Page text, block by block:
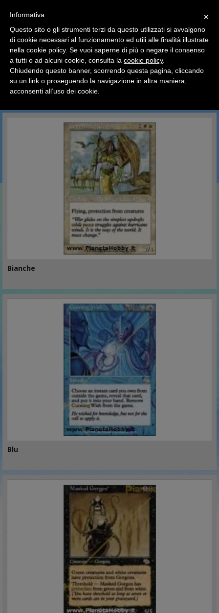
HOME Magic The Gathering Carte Singole Sentenza
Sentenza
CERCA IN QUESTA CATEGORIA
Bianche
Blu
×
Ciao a tutti, il negozio sarà chiuso dal 9/08 al 24/08
compreso.
Tutti gli ordini effettuati dopo le 15:00 del 07/08 verranno
spediti a partire dal giorno 25/08.
Buone vacanze a tutti dallo staff di Pianeta Hobby
×
Informativa
Questo sito o gli strumenti terzi da questo utilizzati si avvalgono
di cookie necessari al funzionamento ed utili alle finalità illustrate
nella cookie policy. Se vuoi saperne di più o negare il consenso
a tutti o ad alcuni cookie, consulta la cookie policy.
Chiudendo questo banner, scorrendo questa pagina, cliccando
su un link o proseguendo la navigazione in altra maniera,
acconsenti all’uso dei cookie.